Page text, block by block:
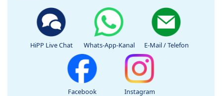
HiPP Live Chat Whats-App-Kanal E-Mail / Telefon
Facebook Instagram